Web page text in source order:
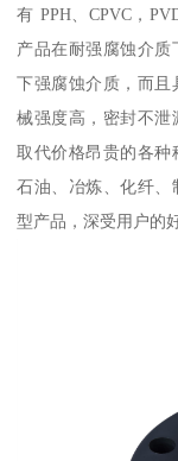
有 PPH、CPVC，
产品在耐强腐蚀介
下强腐蚀介质，而且
械强度高，密封不泄
取代价格昂贵的各种
石油、冶炼、化纤、
型产品，深受用户的